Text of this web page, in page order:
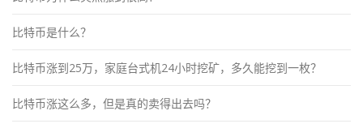
比特币是什么？
比特币涨到25万，家庭台式机24小时挖矿，多久能挖到一枚？
比特币涨这么多，但是真的卖得出去吗？